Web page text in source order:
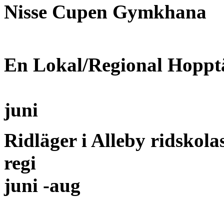
Nisse Cupen Gymkhana
En Lokal/Regional
juni
Ridläger i Alleby
regi
juni -aug